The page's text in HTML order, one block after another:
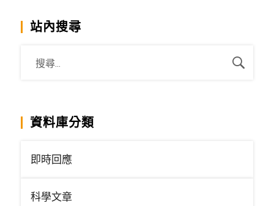
站內搜尋
資料庫分類
即時回應
科學文章